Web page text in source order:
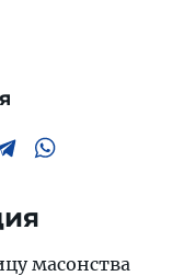
масонства